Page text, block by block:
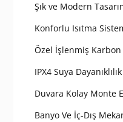
Şık ve Modern
Konforlu Isıtma
Özel İşlenmiş
IPX4 Suya Dayanıklılık
Duvara Kolay Monte
Banyo Ve İç-Dış